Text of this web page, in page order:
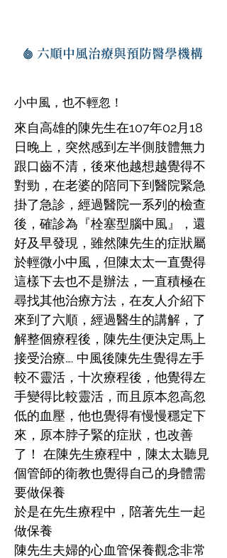
六順中風治療與預防醫學機構
小中風，也不輕忽！
來自高雄的陳先生在107年02月18
日晚上，突然感到左半側肢體無力
跟口齒不清，後來他越想越覺得不
對勁，在老婆的陪同下到醫院緊急
掛了急診，經過醫院一系列的檢查
後，確診為『栓塞型腦中風』，還
好及早發現，雖然陳先生的症狀屬
於輕微小中風，但陳太太一直覺得
這樣下去也不是辦法，一直積極在
尋找其他治療方法，在友人介紹下
來到了六順，經過醫生的講解，了
解整個療程後，陳先生便決定馬上
接受治療…. 中風後陳先生覺得左手
較不靈活，十次療程後，他覺得左
手變得比較靈活，而且原本忽高忽
低的血壓，他也覺得有慢慢穩定下
來，原本脖子緊的症狀，也改善
了！ 在陳先生療程中，陳太太聽見
個管師的衛教也覺得自己的身體需
要做保養
於是在先生療程中，陪著先生一起
做保養
陳先生夫婦的心血管保養觀念非常